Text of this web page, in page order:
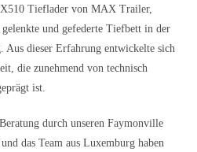
Tieflader von MAX Trailer,
und gefederte Tiefbett in der
Aus dieser Erfahrung entwickelte sich
die zunehmend von technisch
ist.
durch unseren Faymonville
das Team aus Luxemburg haben